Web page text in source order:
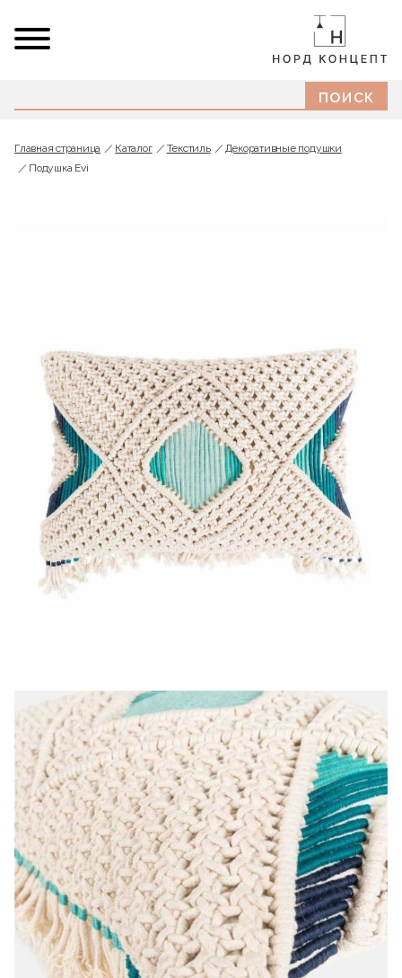
Главная страница Каталог Текстиль
Декоративные подушки
Подушка Evi